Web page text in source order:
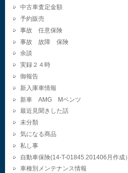
中古車査定金額
予約販売
事故 任意保険
事故 故障 保険
余談
実録２４時
御報告
新入庫車情報
新車 AMG Mベンツ
最近見聞きした話
未分類
気になる商品
私し事
自動車保険(14-T-01845.201406月作成）
車種別メンテナンス情報